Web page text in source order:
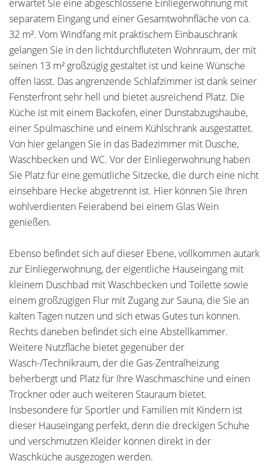
erwartet Sie eine abgeschlossene Einliegerwohnung mit
separatem Eingang und einer Gesamtwohnfläche von ca.
32 m². Vom Windfang mit praktischem Einbauschrank
gelangen Sie in den lichtdurchfluteten Wohnraum, der mit
seinen 13 m² großzügig gestaltet ist und keine Wünsche
offen lässt. Das angrenzende Schlafzimmer ist dank seiner
Fensterfront sehr hell und bietet ausreichend Platz. Die
Küche ist mit einem Backofen, einer Dunstabzugshaube,
einer Spülmaschine und einem Kühlschrank ausgestattet.
Von hier gelangen Sie in das Badezimmer mit Dusche,
Waschbecken und WC. Vor der Einliegerwohnung haben
Sie Platz für eine gemütliche Sitzecke, die durch eine nicht
einsehbare Hecke abgetrennt ist. Hier können Sie Ihren
wohlverdienten Feierabend bei einem Glas Wein
genießen.
Ebenso befindet sich auf dieser Ebene, vollkommen autark
zur Einliegerwohnung, der eigentliche Hauseingang mit
kleinem Duschbad mit Waschbecken und Toilette sowie
einem großzügigen Flur mit Zugang zur Sauna, die Sie an
kalten Tagen nutzen und sich etwas Gutes tun können.
Rechts daneben befindet sich eine Abstellkammer.
Weitere Nutzfläche bietet gegenüber der
Wasch-/Technikraum, der die Gas-Zentralheizung
beherbergt und Platz für Ihre Waschmaschine und einen
Trockner oder auch weiteren Stauraum bietet.
Insbesondere für Sportler und Familien mit Kindern ist
dieser Hauseingang perfekt, denn die dreckigen Schuhe
und verschmutzen Kleider können direkt in der
Waschküche ausgezogen werden.